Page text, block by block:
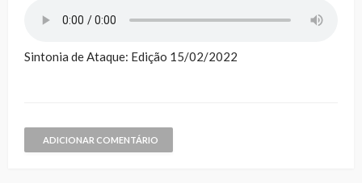
Sintonia de Ataque: Edição 15/02/2022
ADICIONAR COMENTÁRIO